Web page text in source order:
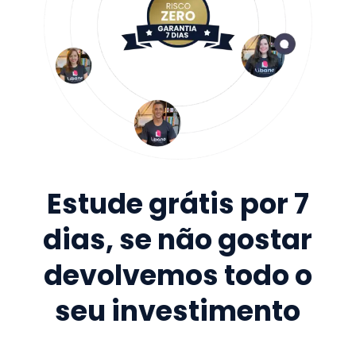
Estude grátis por 7
dias, se não gostar
devolvemos todo o
seu investimento